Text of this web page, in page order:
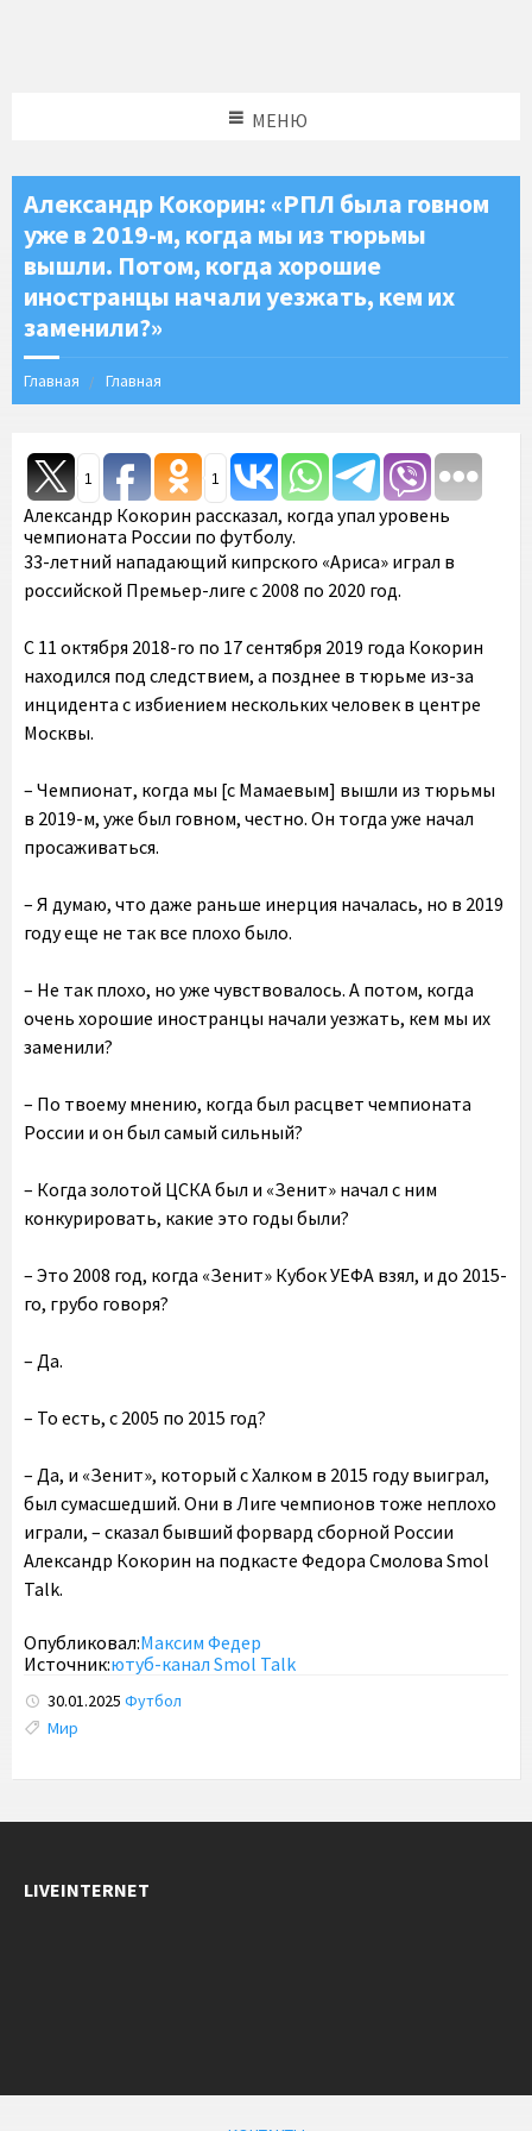
МЕНЮ
Александр Кокорин: «РПЛ была говном
уже в 2019-м, когда мы из тюрьмы
вышли. Потом, когда хорошие
иностранцы начали уезжать, кем их
заменили?»
Главная Главная
1 1
Александр Кокорин рассказал, когда упал уровень
чемпионата России по футболу.
33-летний нападающий кипрского «Ариса» играл в
российской Премьер-лиге с 2008 по 2020 год.
С 11 октября 2018-го по 17 сентября 2019 года Кокорин
находился под следствием, а позднее в тюрьме из-за
инцидента с избиением нескольких человек в центре
Москвы.
– Чемпионат, когда мы [c Мамаевым] вышли из тюрьмы
в 2019-м, уже был говном, честно. Он тогда уже начал
просаживаться.
– Я думаю, что даже раньше инерция началась, но в 2019
году еще не так все плохо было.
– Не так плохо, но уже чувствовалось. А потом, когда
очень хорошие иностранцы начали уезжать, кем мы их
заменили?
– По твоему мнению, когда был расцвет чемпионата
России и он был самый сильный?
– Когда золотой ЦСКА был и «Зенит» начал с ним
конкурировать, какие это годы были?
– Это 2008 год, когда «Зенит» Кубок УЕФА взял, и до 2015-
го, грубо говоря?
– Да.
– То есть, с 2005 по 2015 год?
– Да, и «Зенит», который с Халком в 2015 году выиграл,
был сумасшедший. Они в Лиге чемпионов тоже неплохо
играли, – сказал бывший форвард сборной России
Александр Кокорин на подкасте Федора Смолова Smol
Talk.
Опубликовал:Максим Федер
Источник:ютуб-канал Smol Talk
30.01.2025 Футбол
Tags:
Мир
LIVEINTERNET